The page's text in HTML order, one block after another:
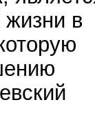
жизни в